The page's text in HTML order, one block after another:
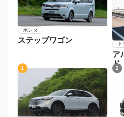
ホンダ
ステップワゴン
ア
ド
1 2